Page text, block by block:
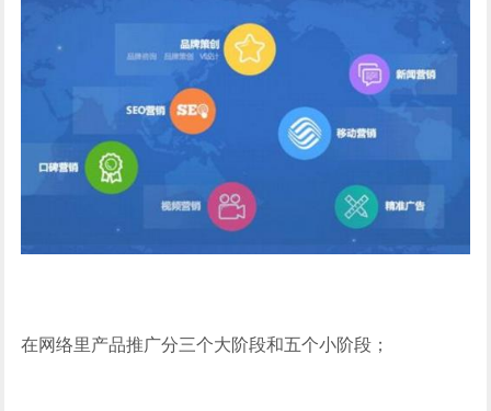
在网络里产品推广分三个大阶段和五个小阶段；